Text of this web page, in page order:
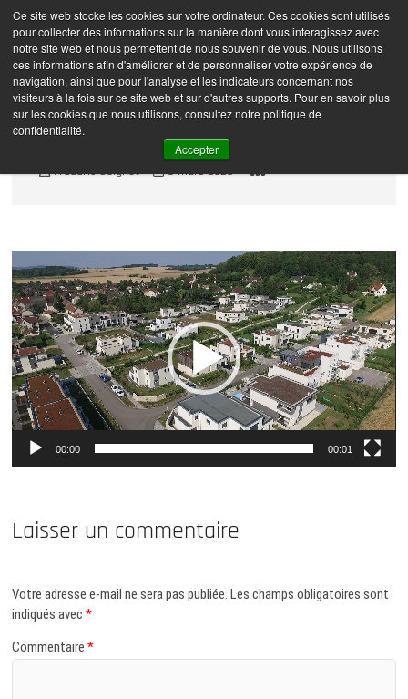
Ce site web stocke les cookies sur votre ordinateur. Ces cookies sont utilisés
pour collecter des informations sur la manière dont vous interagissez avec
notre site web et nous permettent de nous souvenir de vous. Nous utilisons
ces informations afin d'améliorer et de personnaliser votre expérience de
navigation, ainsi que pour l'analyse et les indicateurs concernant nos
visiteurs à la fois sur ce site web et sur d'autres supports. Pour en savoir plus
sur les cookies que nous utilisons, consultez notre politique de
confidentialité.
Accepter
Skip
content
Frédéric Coignot –
Photographe
M
e
n
u
B
DJI_0057
Frédéric Coignot 9 mars 2023
vidéo
00:00 00:01
Laisser un commentaire
Votre adresse e-mail ne sera pas publiée. Les champs obligatoires sont
indiqués avec*
Commentaire*